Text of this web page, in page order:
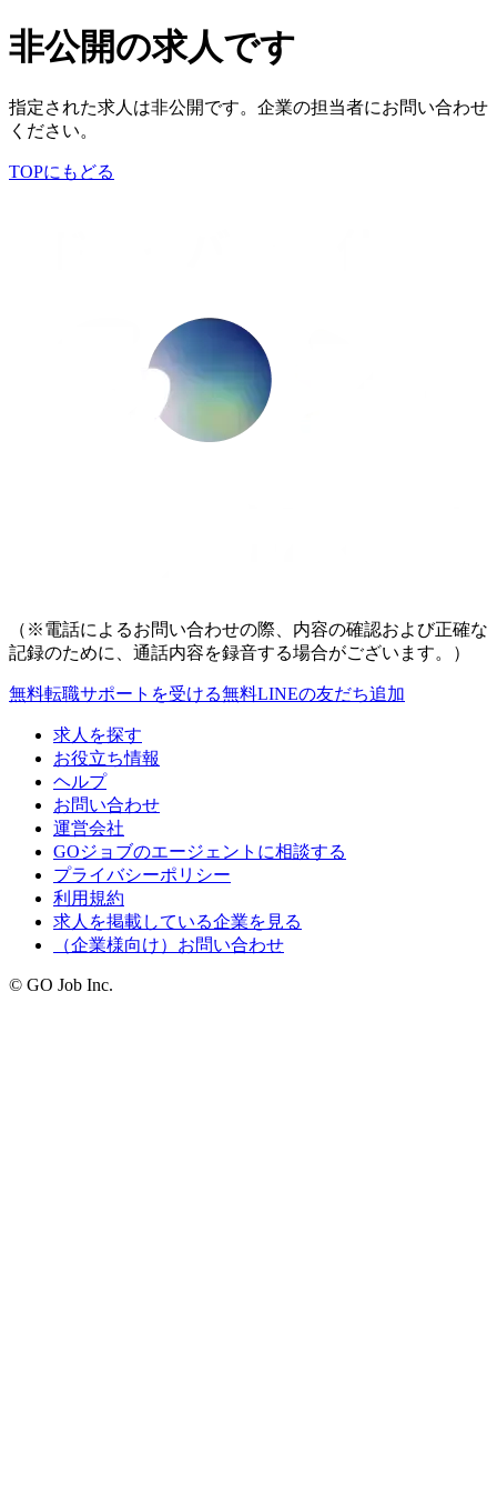
非公開の求人です
指定された求人は非公開です。企業の担当者にお問い合わせ
ください。
TOPにもどる
（※電話によるお問い合わせの際、内容の確認および正確な
記録のために、通話内容を録音する場合がございます。）
無料転職サポートを受ける無料LINEの友だち追加
求人を探す
お役立ち情報
ヘルプ
お問い合わせ
運営会社
GOジョブのエージェントに相談する
プライバシーポリシー
利用規約
求人を掲載している企業を見る
（企業様向け）お問い合わせ
© GO Job Inc.